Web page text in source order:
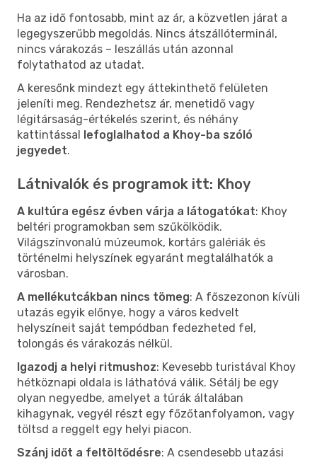
Ha az idő fontosabb, mint az ár, a közvetlen járat a
legegyszerűbb megoldás. Nincs átszállóterminál,
nincs várakozás – leszállás után azonnal
folytathatod az utadat.
A keresőnk mindezt egy áttekinthető felületen
jeleníti meg. Rendezhetsz ár, menetidő vagy
légitársaság-értékelés szerint, és néhány
kattintással lefoglalhatod a Khoy-ba szóló
jegyedet.
Látnivalók és programok itt: Khoy
A kultúra egész évben várja a látogatókat: Khoy
beltéri programokban sem szűkölködik.
Világszínvonalú múzeumok, kortárs galériák és
történelmi helyszínek egyaránt megtalálhatók a
városban.
A mellékutcákban nincs tömeg: A főszezonon kívüli
utazás egyik előnye, hogy a város kedvelt
helyszíneit saját tempódban fedezheted fel,
tolongás és várakozás nélkül.
Igazodj a helyi ritmushoz: Kevesebb turistával Khoy
hétköznapi oldala is láthatóvá válik. Sétálj be egy
olyan negyedbe, amelyet a túrák általában
kihagynak, vegyél részt egy főzőtanfolyamon, vagy
töltsd a reggelt egy helyi piacon.
Szánj időt a feltöltődésre: A csendesebb utazási